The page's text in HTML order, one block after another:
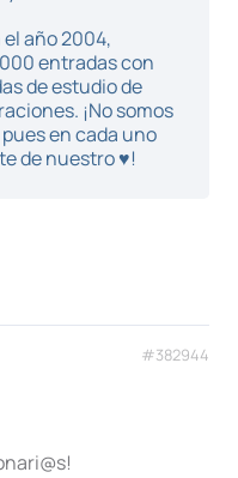
año 2004,
entradas con
de estudio de
¡No somos
en cada uno
de nuestro ♥!
#382944